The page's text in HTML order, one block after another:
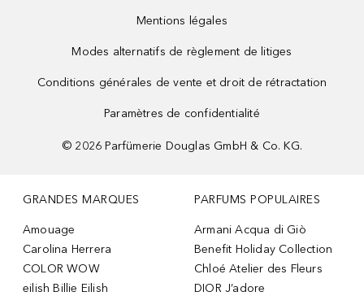
Mentions légales
Modes alternatifs de règlement de litiges
Conditions générales de vente et droit de rétractation
Paramètres de confidentialité
© 2026 Parfümerie Douglas GmbH & Co. KG.
GRANDES MARQUES
Amouage
Carolina Herrera
COLOR WOW
eilish Billie Eilish
PARFUMS POPULAIRES
Armani Acqua di Giò
Benefit Holiday Collection
Chloé Atelier des Fleurs
DIOR J’adore